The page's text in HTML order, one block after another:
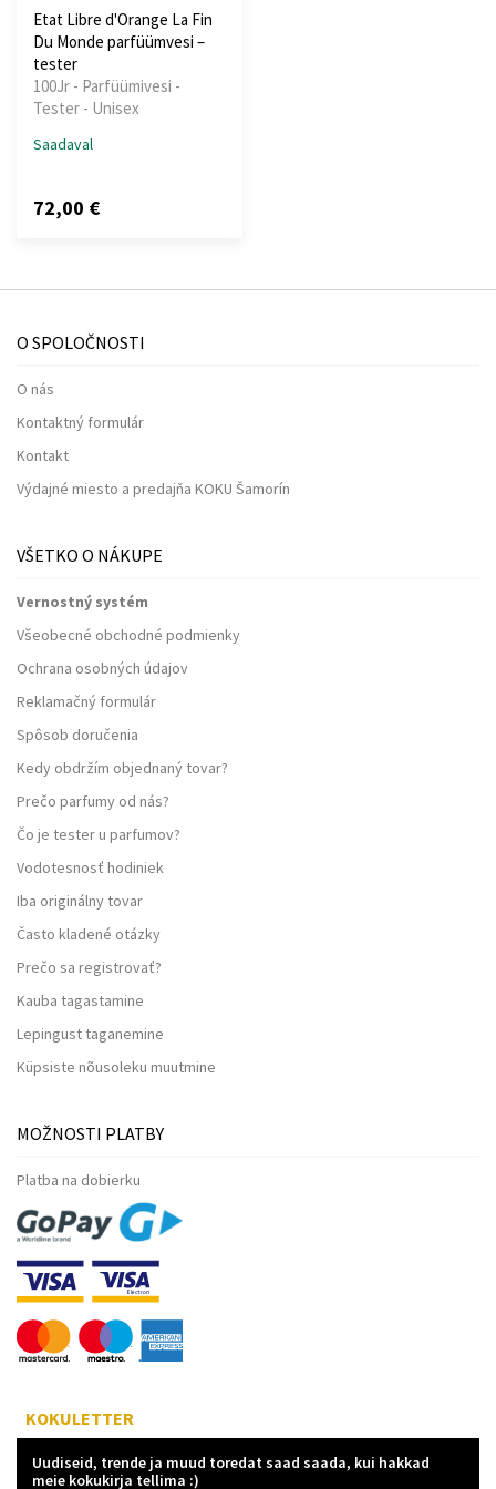
Etat Libre d'Orange La Fin
Du Monde parfüümvesi –
tester
100Jr - Parfüümivesi -
Tester - Unisex
Saadaval
72,00 €
O SPOLOČNOSTI
O nás
Kontaktný formulár
Kontakt
Výdajné miesto a predajňa KOKU Šamorín
VŠETKO O NÁKUPE
Vernostný systém
Všeobecné obchodné podmienky
Ochrana osobných údajov
Reklamačný formulár
Spôsob doručenia
Kedy obdržím objednaný tovar?
Prečo parfumy od nás?
Čo je tester u parfumov?
Vodotesnosť hodiniek
Iba originálny tovar
Často kladené otázky
Prečo sa registrovať?
Kauba tagastamine
Lepingust taganemine
Küpsiste nõusoleku muutmine
MOŽNOSTI PLATBY
Platba na dobierku
KOKULETTER
Uudiseid, trende ja muud toredat saad saada, kui hakkad
meie kokukirja tellima :)